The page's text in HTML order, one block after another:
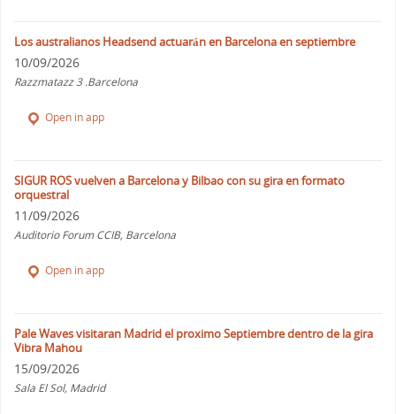
Los australianos Headsend actuarán en Barcelona en septiembre
10/09/2026
Razzmatazz 3 .Barcelona
Open in app
SIGUR ROS vuelven a Barcelona y Bilbao con su gira en formato
orquestral
11/09/2026
Auditorio Forum CCIB, Barcelona
Open in app
Pale Waves visitaran Madrid el proximo Septiembre dentro de la gira
Vibra Mahou
15/09/2026
Sala El Sol, Madrid